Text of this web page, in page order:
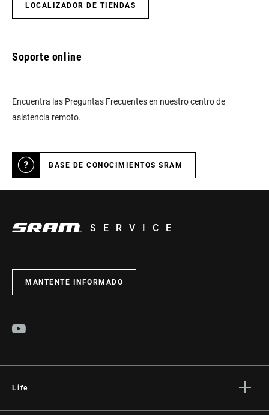
LOCALIZADOR DE TIENDAS
Soporte online
Encuentra las Preguntas Frecuentes en nuestro centro de
asistencia remoto.
BASE DE CONOCIMIENTOS SRAM
SERVICE
MANTENTE INFORMADO
Life